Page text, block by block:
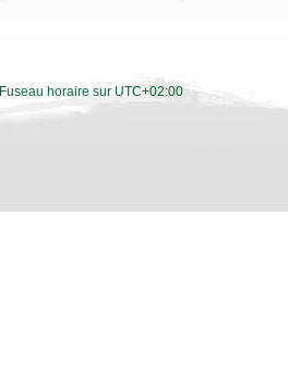
Fuseau horaire sur UTC+02:00